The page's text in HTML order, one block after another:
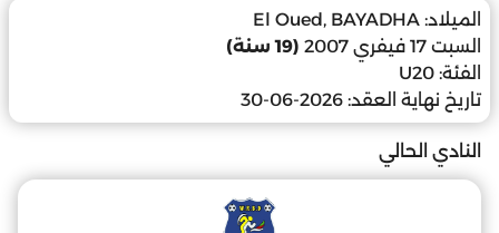
الميلاد: El Oued, BAYADHA
السبت 17 فيفري 2007
(19 سنة)
الفئة: U20
تاريخ نهاية العقد: 2026-06-30
النادي الحالي